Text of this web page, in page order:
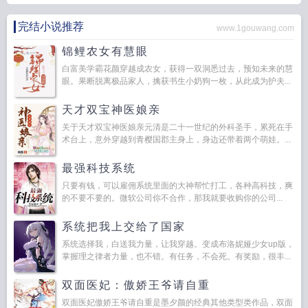
完结小说推荐 www.1gouwang.com
锦鲤农女有慧眼
白富美学霸花颜穿越成农女，获得一双洞悉过去，预知未来的慧
眼。果断脱离极品家人，擒获书生小奶狗一枚，从此成为护夫...
天才双宝神医娘亲
关于天才双宝神医娘亲元清是二十一世纪的外科圣手，累死在手
术台上，意外穿越到青樱国郡主身上，身边还带着两个萌娃。...
最强科技系统
只要有钱，可以雇佣系统里面的大神帮忙打工，各种高科技，爽
的不要不要的。微软公司你不合作，那我就要收购你的公司...
系统把我上交给了国家
系统选择我，白送我力量，让我穿越。变成布洛妮娅少女up版，
掌握理之律者力量，也不错。有任务，不会死。有奖励，很丰...
双面医妃：傲娇王爷请自重
双面医妃傲娇王爷请自重是墨夕颜的经典其他类型类作品，双面